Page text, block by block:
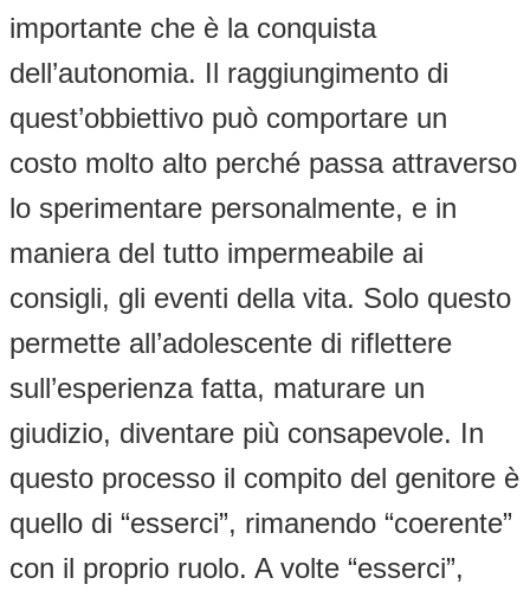
importante che è la conquista
dell’autonomia. Il raggiungimento di
quest’obbiettivo può comportare un
costo molto alto perché passa attraverso
lo sperimentare personalmente, e in
maniera del tutto impermeabile ai
consigli, gli eventi della vita. Solo questo
permette all’adolescente di riflettere
sull’esperienza fatta, maturare un
giudizio, diventare più consapevole. In
questo processo il compito del genitore è
quello di “esserci”, rimanendo “coerente”
con il proprio ruolo. A volte “esserci”,